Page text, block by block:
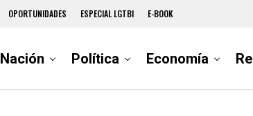
OPORTUNIDADES ESPECIAL LGTBI E-BOOK
Nación Política Economía